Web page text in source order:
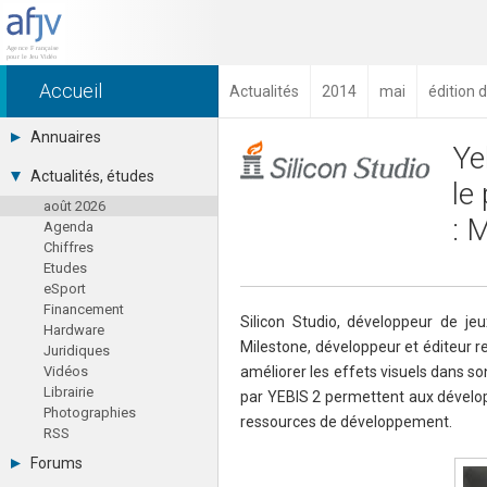
Accueil Actualités 2014 mai édition
Annuaires
Toutes les sociétés (691)
Studios (418)
Editeurs (49)
Distributeurs (16)
Hard. / Accessoires (10)
Middlewares (15)
Prestataires (99)
Assoc. / Syndicats (21)
Formations / Ecoles (46)
Presse spécialisée (17)
Actualités, études
août 2026
Agenda
Chiffres
Etudes
eSport
Financement
Hardware
Juridiques
Vidéos
Librairie
Photographies
RSS
Forums
le
:
Silicon Studio, développeur de
Milestone, développeur et éditeur
améliorer les effets visuels dans
par YEBIS 2 permettent aux
ressources de développement.